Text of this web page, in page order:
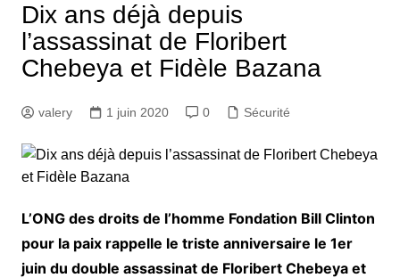
Dix ans déjà depuis
l’assassinat de Floribert
Chebeya et Fidèle Bazana
valery 1 juin 2020 0 Sécurité
L’ONG des droits de l’homme Fondation Bill Clinton
pour la paix rappelle le triste anniversaire le 1er
juin du double assassinat de Floribert Chebeya et